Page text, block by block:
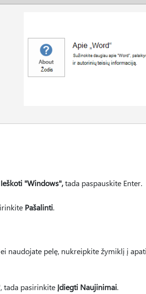
Ieškoti "Windows",tada paspauskite Enter.
Pašalinti.
naudojate pelę, nukreipkite žymiklį į
tada pasirinkite Įdiegti Naujinimai.